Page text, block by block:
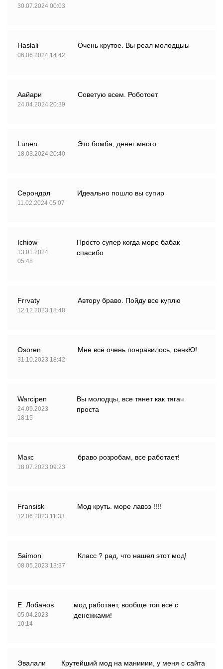
30.07.2024 00:03
Haslali
06.06.2024 14:42
Очень крутое. Вы реал молодцыы
Аайари
24.04.2024 20:39
Советую всем. Роботоет
Lunen
18.03.2024 20:40
Это бомба, денег много
Серондрл
11.02.2024 05:07
Идеально пошло вы супир
Ichiow
13.01.2024
05:48
Просто супер когда море бабак
спасибо
Frrvaty
12.12.2023 18:48
Автору браво. Пойду все куплю
Osoren
31.10.2023 18:42
Мне всё очень понравилось, сенкЮ!
Warcipen
24.09.2023
18:15
Вы молодцы, все тянет как тягач
проста
Макс
18.07.2023 09:23
браво розробам, все работает!
Fransisk
12.06.2023 11:33
Мод круть. море лавээ !!!!
Saimon
08.05.2023 13:37
Класс ? рад, что нашел этот мод!
Е. Лобанов
05.04.2023
10:14
мод работает, вообще топ все с
денежками!
Эвалали
Крутейший мод на манииии, у меня с сайта